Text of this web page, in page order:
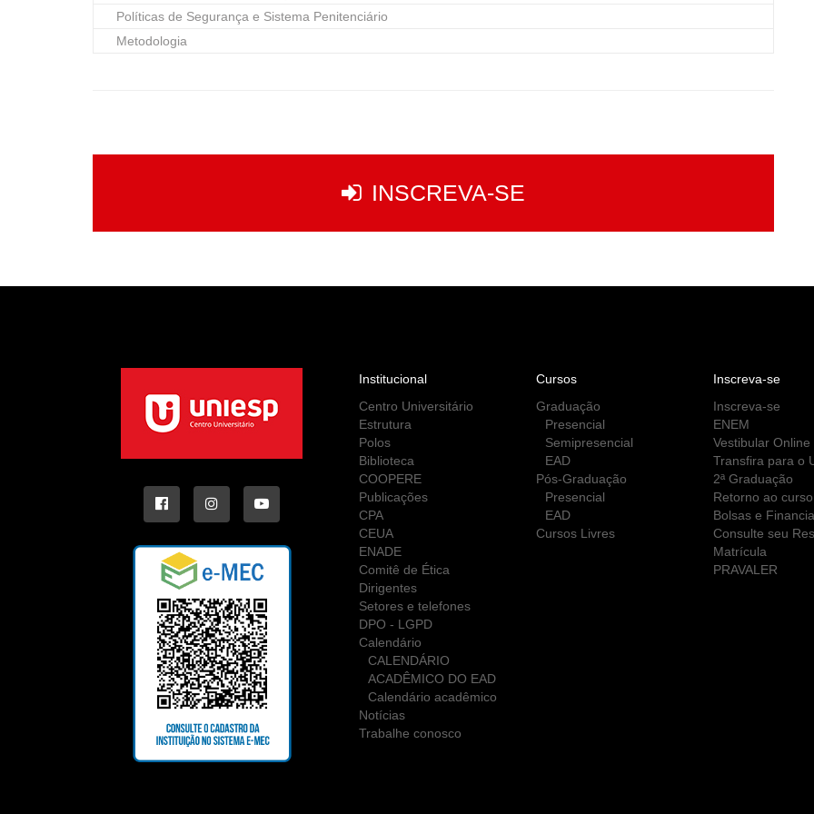
Políticas de Segurança e Sistema Penitenciário
Metodologia
INSCREVA-SE
Institucional
Centro Universitário
Estrutura
Polos
Biblioteca
COOPERE
Publicações
CPA
CEUA
ENADE
Comitê de Ética
Dirigentes
Setores e telefones
DPO - LGPD
Calendário
CALENDÁRIO
ACADÊMICO DO EAD
Calendário acadêmico
Notícias
Trabalhe conosco
Cursos
Graduação
Presencial
Semipresencial
EAD
Pós-Graduação
Presencial
EAD
Cursos Livres
Inscreva-se
Inscreva-se
ENEM
Vestibular Online
Transfira para o
2ª Graduação
Retorno ao curso
Bolsas e
Consulte seu
Matrícula
PRAVALER